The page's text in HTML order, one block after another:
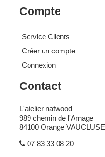
Compte
Service Clients
Créer un compte
Connexion
Contact
L'atelier natwood
989 chemin de l'Arnage
84100 Orange VAUCLUSE
07 83 33 08 20